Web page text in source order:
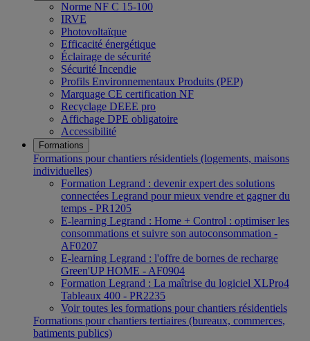
Norme NF C 15-100
IRVE
Photovoltaïque
Efficacité énergétique
Éclairage de sécurité
Sécurité Incendie
Profils Environnementaux Produits (PEP)
Marquage CE certification NF
Recyclage DEEE pro
Affichage DPE obligatoire
Accessibilité
Formations
Formations pour chantiers résidentiels (logements, maisons
individuelles)
Formation Legrand : devenir expert des solutions
connectées Legrand pour mieux vendre et gagner du
temps - PR1205
E-learning Legrand : Home + Control : optimiser les
consommations et suivre son autoconsommation -
AF0207
E-learning Legrand : l'offre de bornes de recharge
Green'UP HOME - AF0904
Formation Legrand : La maîtrise du logiciel XLPro4
Tableaux 400 - PR2235
Voir toutes les formations pour chantiers résidentiels
Formations pour chantiers tertiaires (bureaux, commerces,
batiments publics)